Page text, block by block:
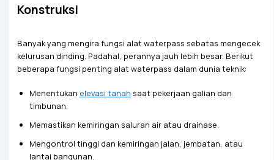
Konstruksi
Banyak yang mengira fungsi alat waterpass sebatas mengecek
kelurusan dinding. Padahal, perannya jauh lebih besar. Berikut
beberapa fungsi penting alat waterpass dalam dunia teknik:
Menentukan elevasi tanah saat pekerjaan galian dan
timbunan.
Memastikan kemiringan saluran air atau drainase.
Mengontrol tinggi dan kemiringan jalan, jembatan, atau
lantai bangunan.